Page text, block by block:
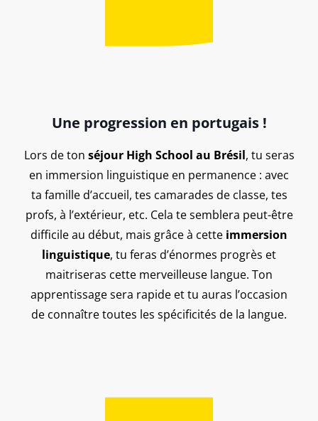
Une progression en portugais !
Lors de ton séjour High School au Brésil, tu seras
en immersion linguistique en permanence : avec
ta famille d’accueil, tes camarades de classe, tes
profs, à l’extérieur, etc. Cela te semblera peut-être
difficile au début, mais grâce à cette immersion
linguistique, tu feras d’énormes progrès et
maitriseras cette merveilleuse langue. Ton
apprentissage sera rapide et tu auras l’occasion
de connaître toutes les spécificités de la langue.